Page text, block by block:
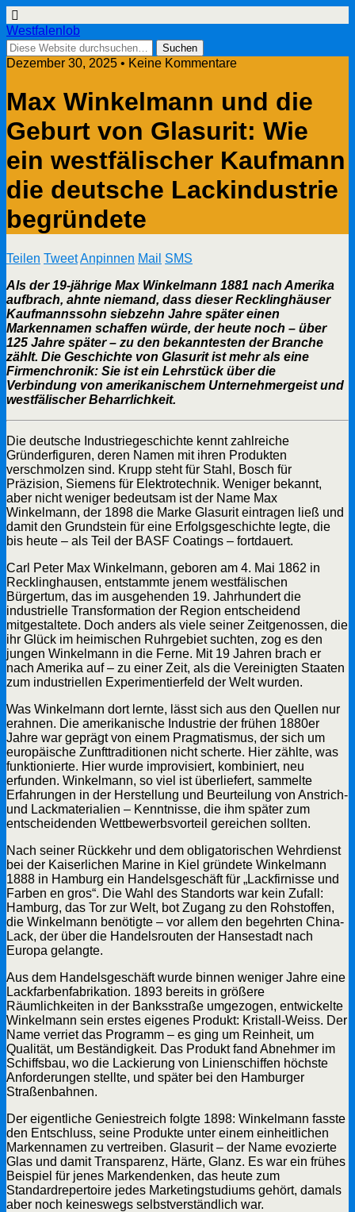
Westfalenlob
Dezember 30, 2025 • Keine Kommentare
Max Winkelmann und die
Geburt von Glasurit: Wie
ein westfälischer Kaufmann
die deutsche Lackindustrie
begründete
Teilen TweetAnpinnen Mail SMS
Als der 19-jährige Max Winkelmann 1881 nach Amerika
aufbrach, ahnte niemand, dass dieser Recklinghäuser
Kaufmannssohn siebzehn Jahre später einen
Markennamen schaffen würde, der heute noch – über
125 Jahre später – zu den bekanntesten der Branche
zählt. Die Geschichte von Glasurit ist mehr als eine
Firmenchronik: Sie ist ein Lehrstück über die
Verbindung von amerikanischem Unternehmergeist und
westfälischer Beharrlichkeit.
Die deutsche Industriegeschichte kennt zahlreiche
Gründerfiguren, deren Namen mit ihren Produkten
verschmolzen sind. Krupp steht für Stahl, Bosch für
Präzision, Siemens für Elektrotechnik. Weniger bekannt,
aber nicht weniger bedeutsam ist der Name Max
Winkelmann, der 1898 die Marke Glasurit eintragen ließ und
damit den Grundstein für eine Erfolgsgeschichte legte, die
bis heute – als Teil der BASF Coatings – fortdauert.
Carl Peter Max Winkelmann, geboren am 4. Mai 1862 in
Recklinghausen, entstammte jenem westfälischen
Bürgertum, das im ausgehenden 19. Jahrhundert die
industrielle Transformation der Region entscheidend
mitgestaltete. Doch anders als viele seiner Zeitgenossen, die
ihr Glück im heimischen Ruhrgebiet suchten, zog es den
jungen Winkelmann in die Ferne. Mit 19 Jahren brach er
nach Amerika auf – zu einer Zeit, als die Vereinigten Staaten
zum industriellen Experimentierfeld der Welt wurden.
Was Winkelmann dort lernte, lässt sich aus den Quellen nur
erahnen. Die amerikanische Industrie der frühen 1880er
Jahre war geprägt von einem Pragmatismus, der sich um
europäische Zunfttraditionen nicht scherte. Hier zählte, was
funktionierte. Hier wurde improvisiert, kombiniert, neu
erfunden. Winkelmann, so viel ist überliefert, sammelte
Erfahrungen in der Herstellung und Beurteilung von Anstrich-
und Lackmaterialien – Kenntnisse, die ihm später zum
entscheidenden Wettbewerbsvorteil gereichen sollten.
Nach seiner Rückkehr und dem obligatorischen Wehrdienst
bei der Kaiserlichen Marine in Kiel gründete Winkelmann
1888 in Hamburg ein Handelsgeschäft für „Lackfirnisse und
Farben en gros“. Die Wahl des Standorts war kein Zufall:
Hamburg, das Tor zur Welt, bot Zugang zu den Rohstoffen,
die Winkelmann benötigte – vor allem den begehrten China-
Lack, der über die Handelsrouten der Hansestadt nach
Europa gelangte.
Aus dem Handelsgeschäft wurde binnen weniger Jahre eine
Lackfarbenfabrikation. 1893 bereits in größere
Räumlichkeiten in der Banksstraße umgezogen, entwickelte
Winkelmann sein erstes eigenes Produkt: Kristall-Weiss. Der
Name verriet das Programm – es ging um Reinheit, um
Qualität, um Beständigkeit. Das Produkt fand Abnehmer im
Schiffsbau, wo die Lackierung von Linienschiffen höchste
Anforderungen stellte, und später bei den Hamburger
Straßenbahnen.
Der eigentliche Geniestreich folgte 1898: Winkelmann fasste
den Entschluss, seine Produkte unter einem einheitlichen
Markennamen zu vertreiben. Glasurit – der Name evozierte
Glas und damit Transparenz, Härte, Glanz. Es war ein frühes
Beispiel für jenes Markendenken, das heute zum
Standardrepertoire jedes Marketingstudiums gehört, damals
aber noch keineswegs selbstverständlich war.